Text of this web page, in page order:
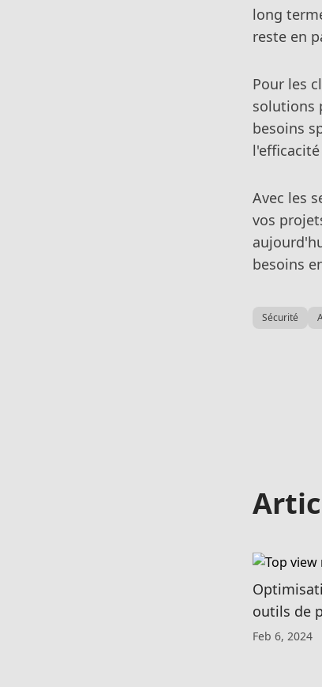
long
reste en
Pour les
solutions
besoins
Avec les
vos
besoins
Sécurité
outils de
Feb 6, 2024